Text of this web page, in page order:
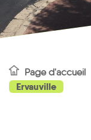
Page d'accueil
Ervauville